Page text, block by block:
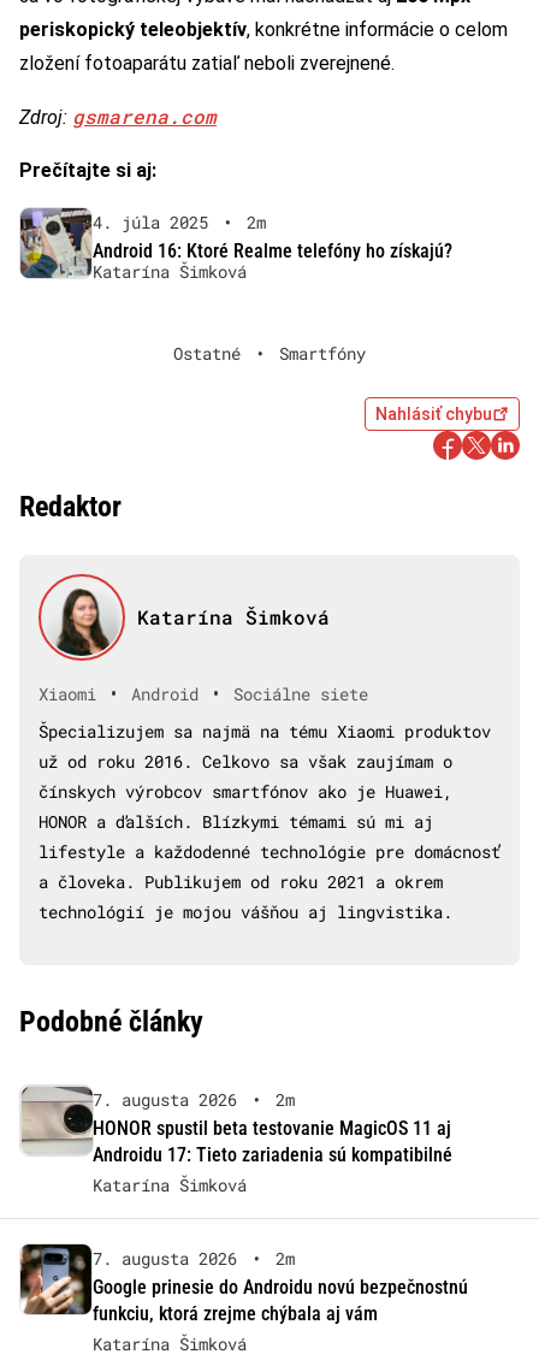
periskopický teleobjektív, konkrétne informácie o celom
zložení fotoaparátu zatiaľ neboli zverejnené.
Zdroj: gsmarena.com
Prečítajte si aj:
4. júla 2025 •
2m
Android 16: Ktoré Realme telefóny ho získajú?
Katarína Šimková
Ostatné • Smartfóny
Nahlásiť chybu
Redaktor
Katarína Šimková
Xiaomi • Android •
Sociálne siete
Špecializujem sa najmä na tému Xiaomi produktov
už od roku 2016. Celkovo sa však zaujímam o
čínskych výrobcov smartfónov ako je Huawei,
HONOR a ďalších. Blízkymi témami sú mi aj
lifestyle a každodenné technológie pre domácnosť
a človeka. Publikujem od roku 2021 a okrem
technológií je mojou vášňou aj lingvistika.
Podobné články
7. augusta 2026 •
2m
HONOR spustil beta testovanie MagicOS 11 aj
Androidu 17: Tieto zariadenia sú kompatibilné
Katarína Šimková
7. augusta 2026 •
2m
Google prinesie do Androidu novú bezpečnostnú
funkciu, ktorá zrejme chýbala aj vám
Katarína Šimková